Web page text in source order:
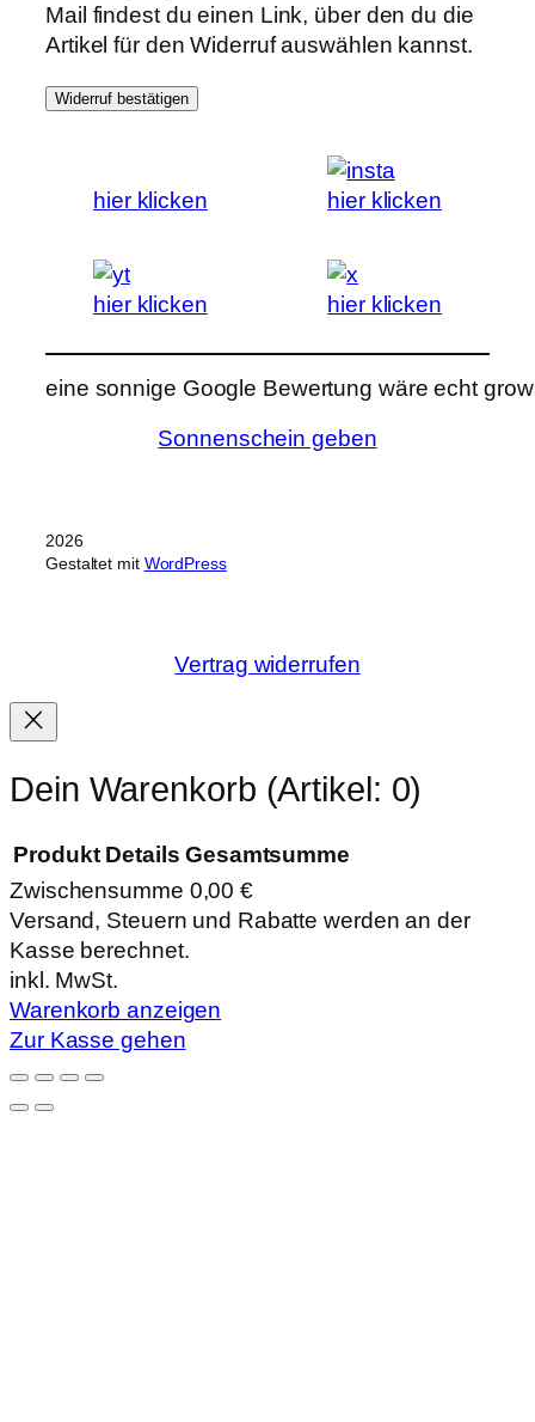
Mail findest du einen Link, über den du die
Artikel für den Widerruf auswählen kannst.
Widerruf bestätigen
hier klicken hier klicken
hier klicken hier klicken
eine sonnige Google Bewertung wäre echt
Sonnenschein geben
2026
Gestaltet mit WordPress
Vertrag widerrufen
Dein Warenkorb (Artikel: 0)
Produkte
im
Warenkorb
Produkt Details Gesamtsumme
Zwischensumme 0,00 €
Versand, Steuern und Rabatte werden an der
Kasse berechnet.
inkl. MwSt.
Warenkorb anzeigen
Zur Kasse gehen